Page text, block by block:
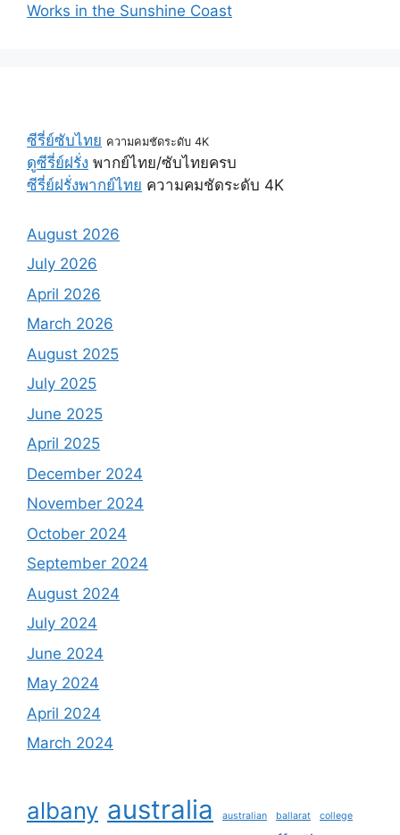
Works in the Sunshine Coast
ซีรี่ย์ซับไทย ความคมชัดระดับ 4K
ดูซีรี่ย์ฝรั่ง พากย์ไทย/ซับไทยครบ
ซีรี่ย์ฝรั่งพากย์ไทย ความคมชัดระดับ 4K
August 2026
July 2026
April 2026
March 2026
August 2025
July 2025
June 2025
April 2025
December 2024
November 2024
October 2024
September 2024
August 2024
July 2024
June 2024
May 2024
April 2024
March 2024
albany australia australian ballarat college